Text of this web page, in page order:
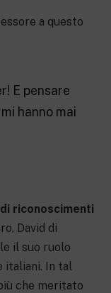
a questo
E pensare
hanno mai
di riconoscimenti
David di
il suo ruolo
italiani. In tal
che meritato